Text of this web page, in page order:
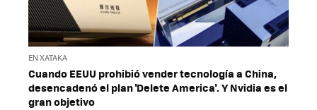
EN XATAKA
Cuando EEUU prohibió vender tecnología a China,
desencadenó el plan 'Delete America'. Y Nvidia es el
gran objetivo